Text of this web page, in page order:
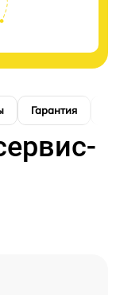
Гарантия